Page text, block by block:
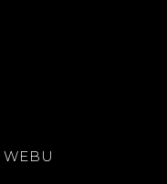
WEBU